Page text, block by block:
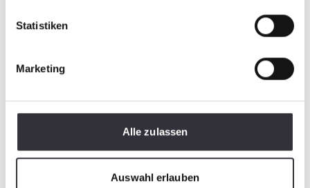
Statistiken
Marketing
Alle zulassen
Auswahl erlauben